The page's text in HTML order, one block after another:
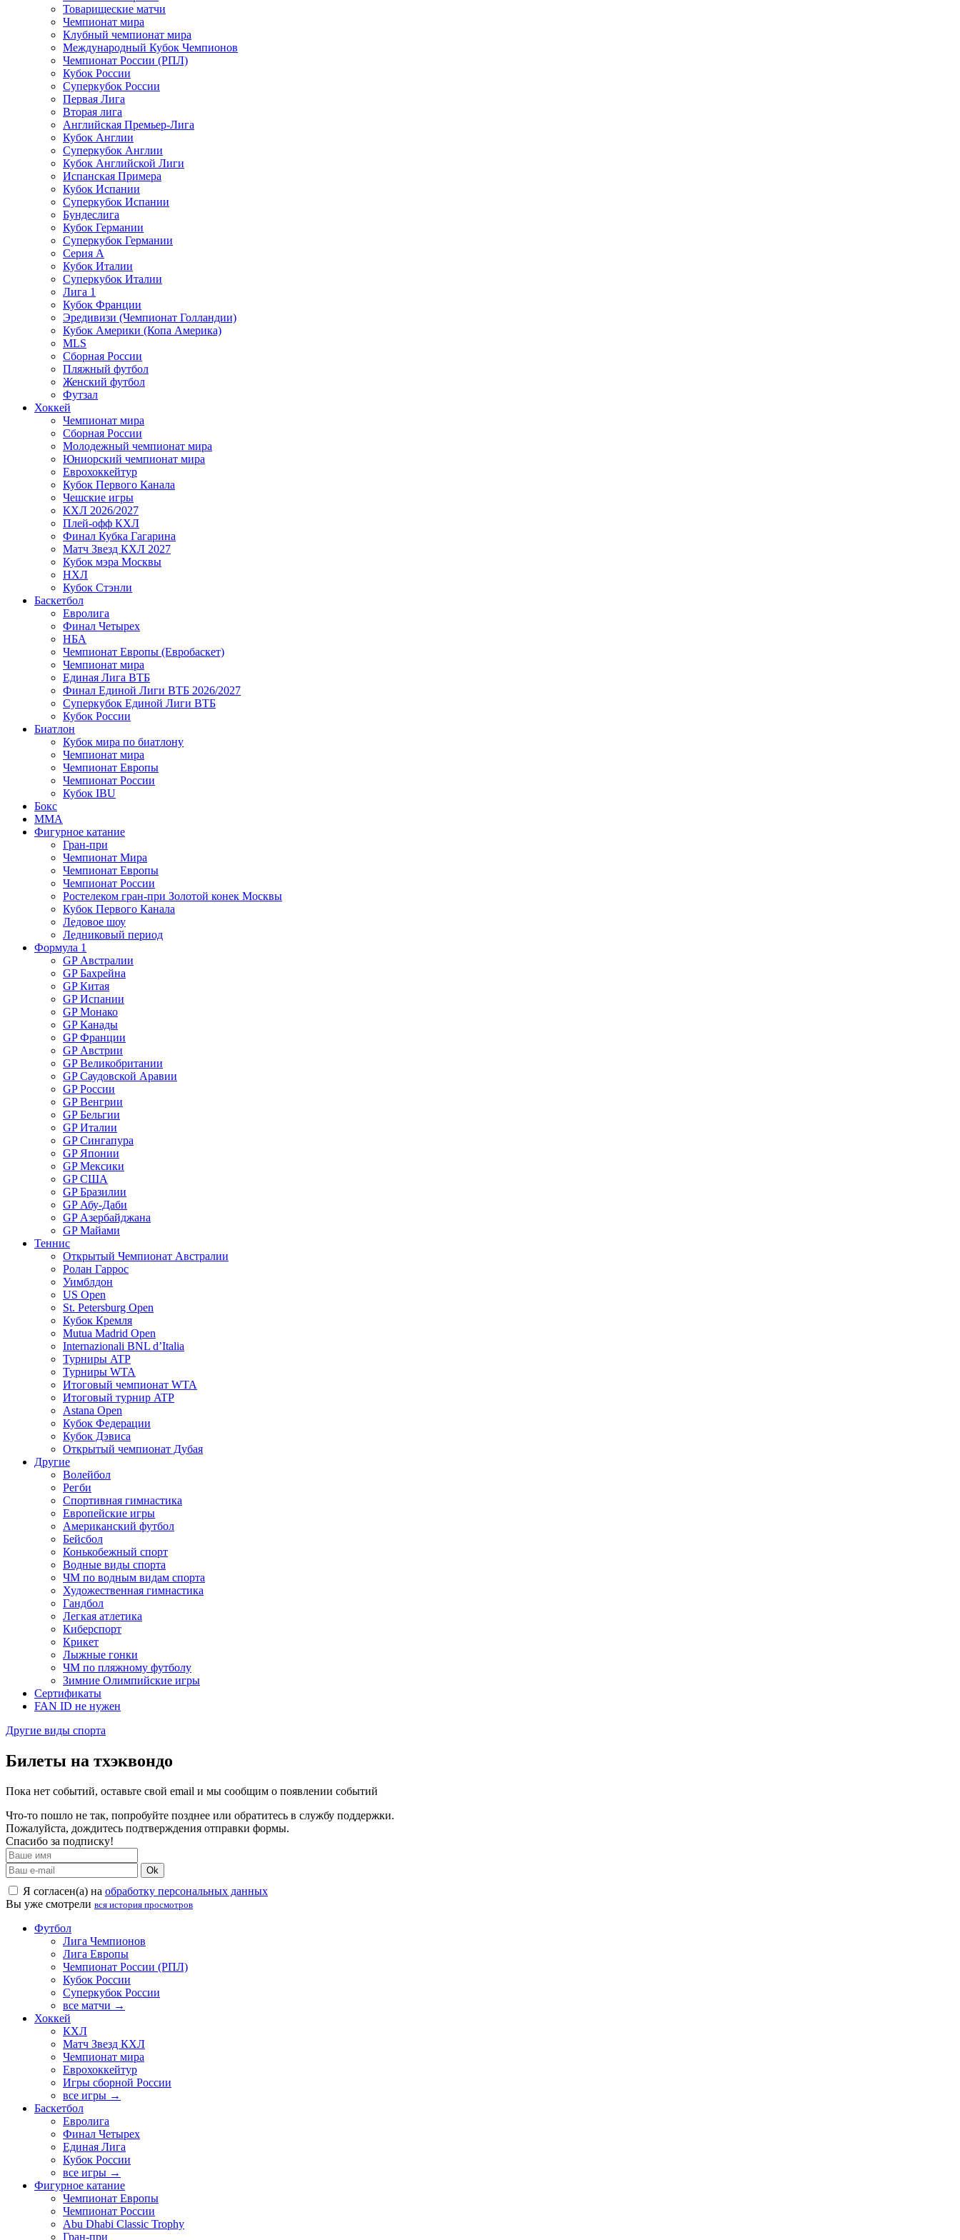
Товарищеские матчи
Чемпионат мира
Клубный чемпионат мира
Международный Кубок Чемпионов
Чемпионат России (РПЛ)
Кубок России
Суперкубок России
Первая Лига
Вторая лига
Английская Премьер-Лига
Кубок Англии
Суперкубок Англии
Кубок Английской Лиги
Испанская Примера
Кубок Испании
Суперкубок Испании
Бундеслига
Кубок Германии
Суперкубок Германии
Серия А
Кубок Италии
Суперкубок Италии
Лига 1
Кубок Франции
Эредивизи (Чемпионат Голландии)
Кубок Америки (Копа Америка)
MLS
Сборная России
Пляжный футбол
Женский футбол
Футзал
Хоккей
Чемпионат мира
Сборная России
Молодежный чемпионат мира
Юниорский чемпионат мира
Еврохоккейтур
Кубок Первого Канала
Чешские игры
КХЛ 2026/2027
Плей-офф КХЛ
Финал Кубка Гагарина
Матч Звезд КХЛ 2027
Кубок мэра Москвы
НХЛ
Кубок Стэнли
Баскетбол
Евролига
Финал Четырех
НБА
Чемпионат Европы (Евробаскет)
Чемпионат мира
Единая Лига ВТБ
Финал Единой Лиги ВТБ 2026/2027
Суперкубок Единой Лиги ВТБ
Кубок России
Биатлон
Кубок мира по биатлону
Чемпионат мира
Чемпионат Европы
Чемпионат России
Кубок IBU
Бокс
MMA
Фигурное катание
Гран-при
Чемпионат Мира
Чемпионат Европы
Чемпионат России
Ростелеком гран-при Золотой конек Москвы
Кубок Первого Канала
Ледовое шоу
Ледниковый период
Формула 1
GP Австралии
GP Бахрейна
GP Китая
GP Испании
GP Монако
GP Канады
GP Франции
GP Австрии
GP Великобритании
GP Саудовской Аравии
GP России
GP Венгрии
GP Бельгии
GP Италии
GP Сингапура
GP Японии
GP Мексики
GP США
GP Бразилии
GP Абу-Даби
GP Азербайджана
GP Майами
Теннис
Открытый Чемпионат Австралии
Ролан Гаррос
Уимблдон
US Open
St. Petersburg Open
Кубок Кремля
Mutua Madrid Open
Internazionali BNL d’Italia
Турниры ATP
Турниры WTA
Итоговый чемпионат WTA
Итоговый турнир ATP
Astana Open
Кубок Федерации
Кубок Дэвиса
Открытый чемпионат Дубая
Другие
Волейбол
Регби
Спортивная гимнастика
Европейские игры
Американский футбол
Бейсбол
Конькобежный спорт
Водные виды спорта
ЧМ по водным видам спорта
Художественная гимнастика
Гандбол
Легкая атлетика
Киберспорт
Крикет
Лыжные гонки
ЧМ по пляжному футболу
Зимние Олимпийские игры
Сертификаты
FAN ID не нужен
Другие виды спорта
Билеты на тхэквондо
Пока нет событий, оставьте свой email и мы сообщим о появлении событий
Что-то пошло не так, попробуйте позднее или обратитесь в службу поддержки.
Пожалуйста, дождитесь подтверждения отправки формы.
Спасибо за подписку!
Ok
Я согласен(а) на обработку персональных данных
Вы уже смотрели вся история просмотров
Футбол
Лига Чемпионов
Лига Европы
Чемпионат России (РПЛ)
Кубок России
Суперкубок России
все матчи →
Хоккей
КХЛ
Матч Звезд КХЛ
Чемпионат мира
Еврохоккейтур
Игры сборной России
все игры →
Баскетбол
Евролига
Финал Четырех
Единая Лига
Кубок России
все игры →
Фигурное катание
Чемпионат Европы
Чемпионат России
Abu Dhabi Classic Trophy
Гран-при